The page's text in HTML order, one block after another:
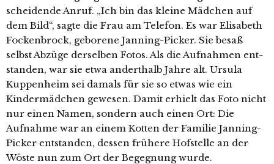
schei­den­de Anruf. „Ich bin das klei­ne Mädchen auf
dem Bild“, sag­te die Frau am Telefon. Es war Elisabeth
Fockenbrock, gebo­re­ne Janning-Picker. Sie besaß
selbst Abzüge der­sel­ben Fotos. Als die Aufnahmen ent­
stan­den, war sie etwa andert­halb Jahre alt. Ursula
Kuppenheim sei damals für sie so etwas wie ein
Kindermädchen gewe­sen. Damit erhielt das Foto nicht
nur einen Namen, son­dern auch einen Ort: Die
Aufnahme war an einem Kotten der Familie Janning-
Picker ent­stan­den, des­sen frü­he­re Hofstelle an der
Wöste nun zum Ort der Begegnung wurde.